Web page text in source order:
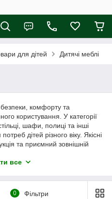
для дітей Дитячі меблі
комфорту та
користування. У категорії
шафи, полиці та інші
дітей різного віку. Якісні
та приємний зовнішній
навчання та ігор.
все
0 Фільтри